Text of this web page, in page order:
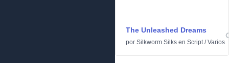
The Unleashed Dreams
por Silkworm Silks en Script/Varios